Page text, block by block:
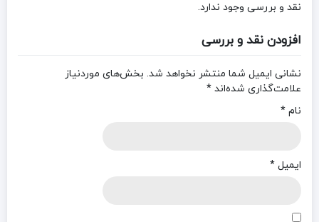
نقد و بررسی وجود ندارد.
افزودن نقد و بررسی
نشانی ایمیل شما منتشر نخواهد شد. بخش‌های موردنیاز
علامت‌گذاری شده‌اند *
نام *
ایمیل *